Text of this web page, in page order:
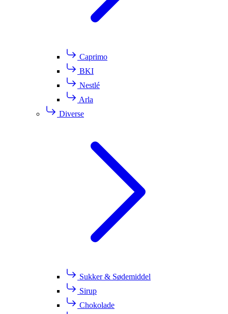
Caprimo
BKI
Nestlé
Arla
Diverse
Sukker & Sødemiddel
Sirup
Chokolade